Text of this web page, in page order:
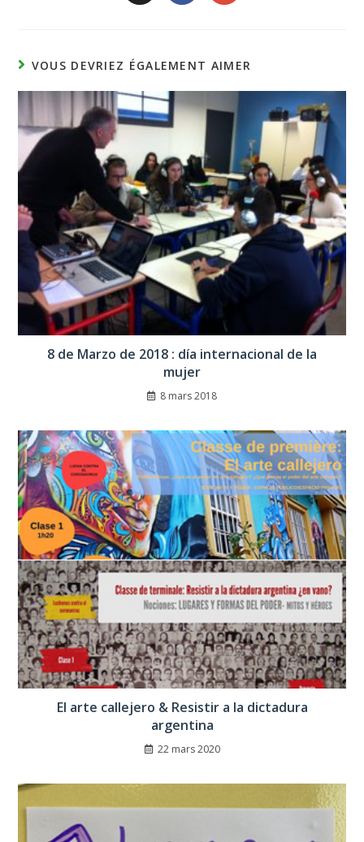
VOUS DEVRIEZ ÉGALEMENT AIMER
8 de Marzo de 2018 : día internacional de la
mujer
8 mars 2018
El arte callejero & Resistir a la dictadura
argentina
22 mars 2020